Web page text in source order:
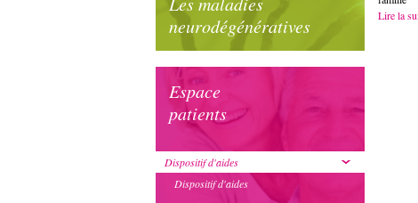
neurodégénératives
Espace
patients
Dispositif d'aides
Dispositif d'aides
Lire la